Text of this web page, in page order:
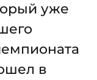
уже
в